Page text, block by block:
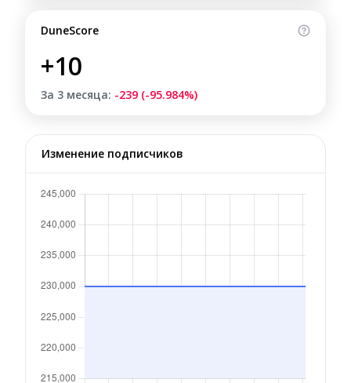
DuneScore
+10
За 3 месяца: -239 (-95.984%)
Изменение подписчиков